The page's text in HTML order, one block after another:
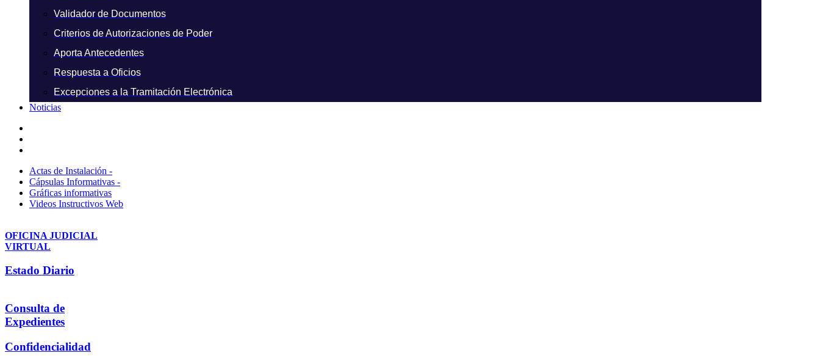
Validador de Documentos
Criterios de Autorizaciones de Poder
Aporta Antecedentes
Respuesta a Oficios
Excepciones a la Tramitación Electrónica
Noticias
Actas de Instalación -
Cápsulas Informativas -
Gráficas informativas
Videos Instructivos Web
OFICINA JUDICIAL
VIRTUAL
Estado Diario
Consulta de
Expedientes
Confidencialidad